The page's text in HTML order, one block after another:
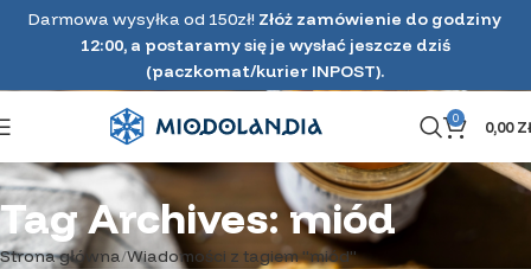
Darmowa wysyłka od 150zł! Złóż zamówienie do godziny
12:00, a postaramy się je wysłać jeszcze dziś
(paczkomat/kurier INPOST).
0 0,00
Tag Archives: miód
Strona główna Wiadomości z tagiem "miód"